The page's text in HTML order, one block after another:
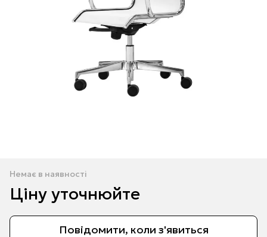
Немає в наявності
Ціну уточнюйте
Повідомити, коли з'явиться